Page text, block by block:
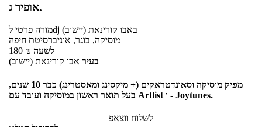
אופיר ג.
מורה פרטילdj באבו קורינאת (יישוב)
מוסיקה, בוגר, אוניברסיטת חיפה
180 ₪ לשעה
בעיר אבו קורינאת (יישוב)
מפיק מוסיקה וסאונדטראקים (+ מיקסינג ומאסטרינג) כבר 10 שנים,
בעל תואר ראשון במוסיקה ועובד עם Artlist ו - Joytunes.
לשלוח ווצאפ